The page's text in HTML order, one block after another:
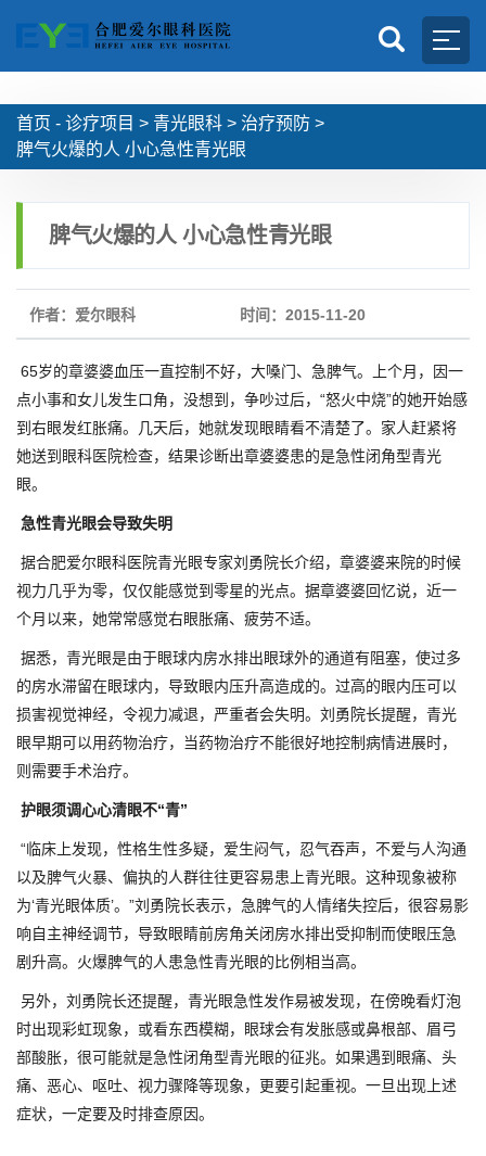
首页 - 诊疗项目 > 青光眼科 > 治疗预防 >
脾气火爆的人 小心急性青光眼
脾气火爆的人 小心急性青光眼
作者：爱尔眼科 时间：2015-11-20
65岁的章婆婆血压一直控制不好，大嗓门、急脾气。上个月，因一
点小事和女儿发生口角，没想到，争吵过后，“怒火中烧”的她开始感
到右眼发红胀痛。几天后，她就发现眼睛看不清楚了。家人赶紧将
她送到眼科医院检查，结果诊断出章婆婆患的是急性闭角型青光
眼。
急性青光眼会导致失明
据合肥爱尔眼科医院青光眼专家刘勇院长介绍，章婆婆来院的时候
视力几乎为零，仅仅能感觉到零星的光点。据章婆婆回忆说，近一
个月以来，她常常感觉右眼胀痛、疲劳不适。
据悉，青光眼是由于眼球内房水排出眼球外的通道有阻塞，使过多
的房水滞留在眼球内，导致眼内压升高造成的。过高的眼内压可以
损害视觉神经，令视力减退，严重者会失明。刘勇院长提醒，青光
眼早期可以用药物治疗，当药物治疗不能很好地控制病情进展时，
则需要手术治疗。
护眼须调心心清眼不“青”
“临床上发现，性格生性多疑，爱生闷气，忍气吞声，不爱与人沟通
以及脾气火暴、偏执的人群往往更容易患上青光眼。这种现象被称
为‘青光眼体质’。”刘勇院长表示，急脾气的人情绪失控后，很容易影
响自主神经调节，导致眼睛前房角关闭房水排出受抑制而使眼压急
剧升高。火爆脾气的人患急性青光眼的比例相当高。
另外，刘勇院长还提醒，青光眼急性发作易被发现，在傍晚看灯泡
时出现彩虹现象，或看东西模糊，眼球会有发胀感或鼻根部、眉弓
部酸胀，很可能就是急性闭角型青光眼的征兆。如果遇到眼痛、头
痛、恶心、呕吐、视力骤降等现象，更要引起重视。一旦出现上述
症状，一定要及时排查原因。